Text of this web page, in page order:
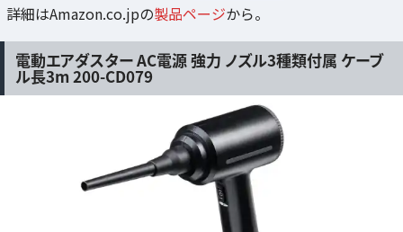
詳細はAmazon.co.jpの製品ページから。
電動エアダスター AC電源 強力 ノズル3種類付属 ケーブ
ル長3m 200-CD079